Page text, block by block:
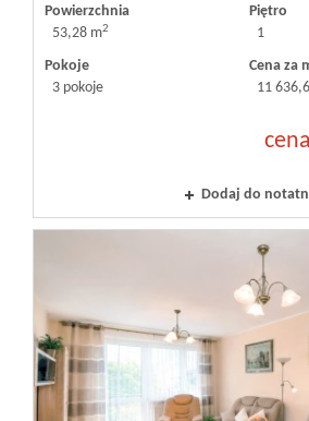
Powierzchnia
53,28 m2
Piętro
1
Pokoje
3 pokoje
Cena za
11
cena
Dodaj do